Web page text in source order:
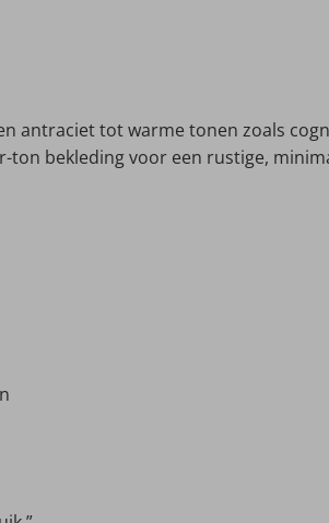
antraciet tot warme tonen zoals
bekleding voor een rustige,